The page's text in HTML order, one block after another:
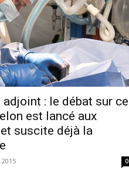
: le débat sur ce
est lancé aux
suscite déjà la
0